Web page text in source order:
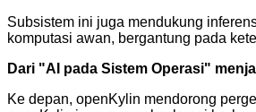
Subsistem ini juga mendukung
komputasi awan, bergantung pada
Dari "AI pada Sistem Operasi"
Ke depan, openKylin mendorong